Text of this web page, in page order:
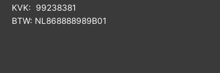
KVK: 99238381
BTW: NL868888989B01